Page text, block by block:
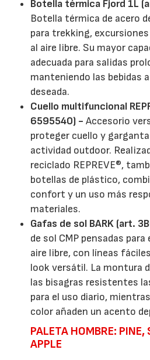
Botella térmica Fjord 1L
Botella térmica de acero
para trekking,
al aire libre. Su mayor
adecuada para salidas
manteniendo las bebidas
deseada.
Cuello multifuncional
6595540) - Accesorio
proteger cuello y
actividad outdoor.
reciclado REPREVE®,
botellas de plástico,
confort y un uso más
materiales.
Gafas de sol BARK (art.
de sol CMP pensadas
aire libre, con líneas
look versátil. La montura
las bisagras resistentes
para el uso diario,
color añaden un acento
PALETA HOMBRE: PINE,
APPLE